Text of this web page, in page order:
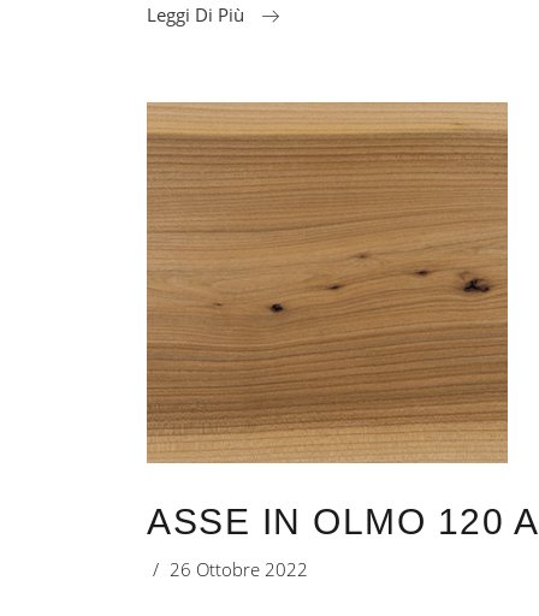
Leggi Di Più
ASSE IN OLMO 120
26 Ottobre 2022